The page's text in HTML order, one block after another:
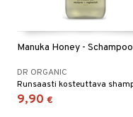
Manuka Honey - Schampoo
DR ORGANIC
9,90 €